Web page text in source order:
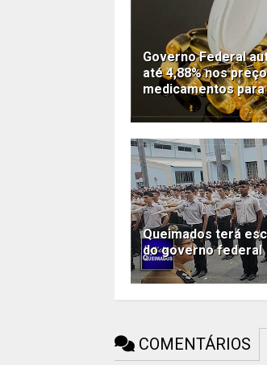
Governo Federal
até 4,88% nos
medicamentos para
Queimados terá
do governo federal
COMENTÁRIOS